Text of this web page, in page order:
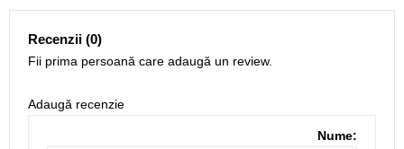
Recenzii (0)
Fii prima persoană care adaugă un review.
Adaugă recenzie
Nume: